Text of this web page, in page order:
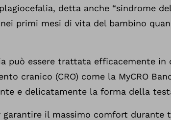
detta anche “sindrome
primi mesi di vita del bambino
può essere trattata efficacemente
cranico (CRO) come la MyCRO
e delicatamente la forma della
garantire il massimo comfort durante